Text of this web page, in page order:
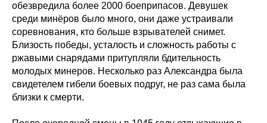
обезвредила более 2000 боеприпасов. Девушек
среди минёров было много, они даже устраивали
соревнования, кто больше взрывателей снимет.
Близость победы, усталость и сложность работы с
ржавыми снарядами притупляли бдительность
молодых минеров. Несколько раз Александра была
свидетелем гибели боевых подруг, не раз сама была
близки к смерти.